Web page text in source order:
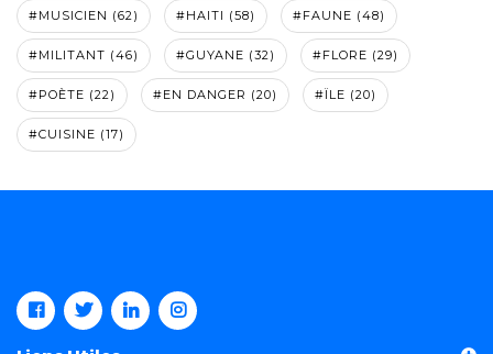
#MUSICIEN (62) #HAITI (58) #FAUNE (48)
#MILITANT (46) #GUYANE (32) #FLORE (29)
#POÈTE (22) #EN DANGER (20) #ÏLE (20)
#CUISINE (17)